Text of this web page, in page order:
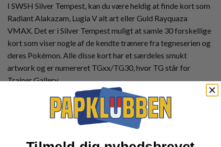
I SWSH Silver Tempest, kan du være heldig at finde kort som
Radiant Alakazam, Lugia V alt art eller Guld Rayquaza
VMAX. Det er i Silver Tempest muligt at samle 30 forskellige
kort som viser nogle af de kendte trænere fra tegneserien og
deres Pokémon. Alle disse kort har et særdeles smukt
artwork og er numereret TGxx/TG30, hvor TG står for
Trainer Gallery.